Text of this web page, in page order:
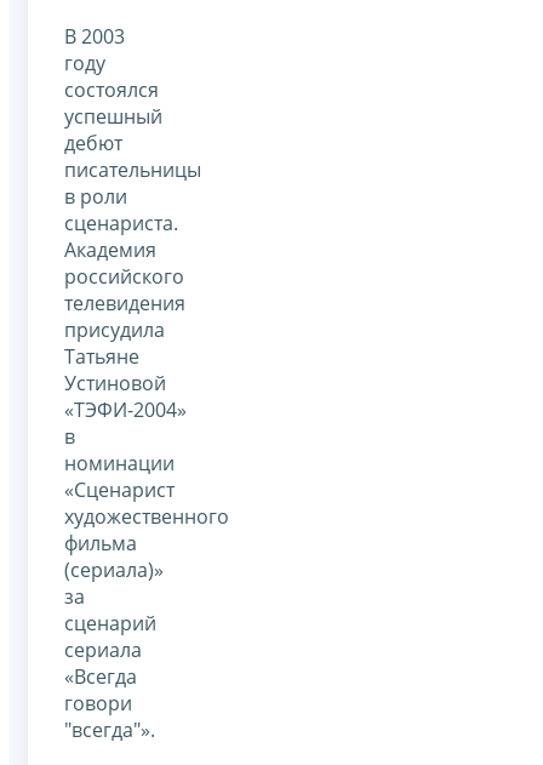
В 2003
году
состоялся
успешный
дебют
писательницы
в роли
сценариста.
Академия
российского
телевидения
присудила
Татьяне
Устиновой
«ТЭФИ-2004»
в
номинации
«Сценарист
художественного
фильма
(сериала)»
за
сценарий
сериала
«Всегда
говори
"всегда"».